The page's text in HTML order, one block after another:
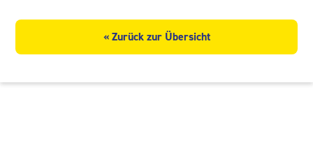
« Zurück zur Übersicht